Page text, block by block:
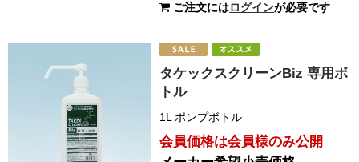
ご注文にはログインが必要です
タケックスクリーンBiz 専用ボ
トル
1L ポンプボトル
会員価格は会員様のみ公開